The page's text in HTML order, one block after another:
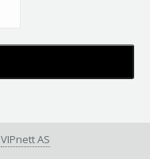
VIPnett AS